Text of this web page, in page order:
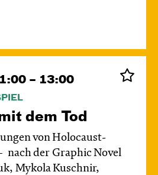
– 13:00
dem Tod
von Holocaust-
nach der Graphic Novel
Mykola Kuschnir,